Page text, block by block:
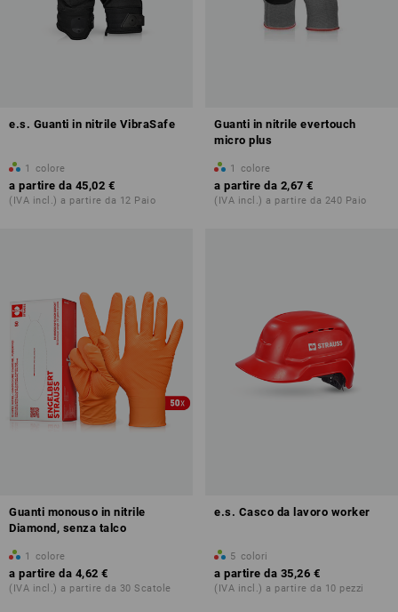
e.s. Guanti in nitrile VibraSafe
1 colore
a partire da 45,02 €
(IVA incl.) a partire da 12 Paio
Guanti in nitrile evertouch
micro plus
1 colore
a partire da 2,67 €
(IVA incl.) a partire da 240 Paio
Guanti monouso in nitrile
Diamond, senza talco
1 colore
a partire da 4,62 €
(IVA incl.) a partire da 30 Scatole
e.s. Casco da lavoro worker
5 colori
a partire da 35,26 €
(IVA incl.) a partire da 10 pezzi